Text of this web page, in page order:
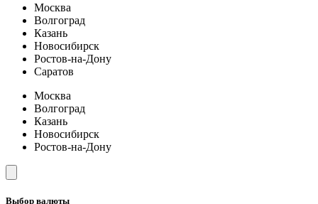
Москва
Волгоград
Казань
Новосибирск
Ростов-на-Дону
Саратов
Москва
Волгоград
Казань
Новосибирск
Ростов-на-Дону
Выбор валюты